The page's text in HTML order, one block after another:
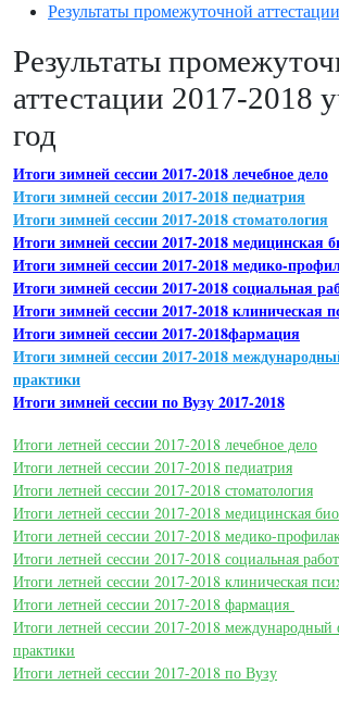
Результаты промежуточной аттестации
Результаты
аттестации 2017-2018
год
Итоги зимней сессии 2017-2018 лечебное дело
Итоги зимней сессии 2017-2018 педиатрия
Итоги зимней сессии 2017-2018 стоматология
Итоги зимней сессии 2017-2018 медицинская
Итоги зимней сессии 2017-2018 медико-
Итоги зимней сессии 2017-2018 социальная
Итоги зимней сессии 2017-2018 клиническая
Итоги зимней сессии 2017-2018фармация
Итоги зимней сессии 2017-2018
практики
Итоги зимней сессии по Вузу 2017-2018
Итоги летней сессии 2017-2018 лечебное дело
Итоги летней сессии 2017-2018 педиатрия
Итоги летней сессии 2017-2018 стоматология
Итоги летней сессии 2017-2018 медицинская
Итоги летней сессии 2017-2018 медико-
Итоги летней сессии 2017-2018 социальная
Итоги летней сессии 2017-2018 клиническая
Итоги летней сессии 2017-2018 фармация
Итоги летней сессии 2017-2018 международный
практики
Итоги летней сессии 2017-2018 по Вузу